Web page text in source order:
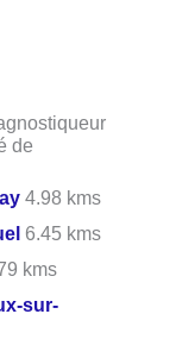
de
4.98 kms
6.45 kms
kms
sur-